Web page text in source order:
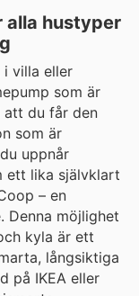
alla hustyper
i villa eller
som är
du får den
som är
uppnår
ett lika självklart
– en
Denna möjlighet
kyla är ett
långsiktiga
på IKEA eller